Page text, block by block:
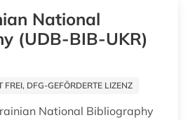
zweiter weltkrieg (2)
österreich-ungarn (2)
National
(UDB-BIB-UKR)
DFG-GEFÖRDERTE LIZENZ
National Bibliography